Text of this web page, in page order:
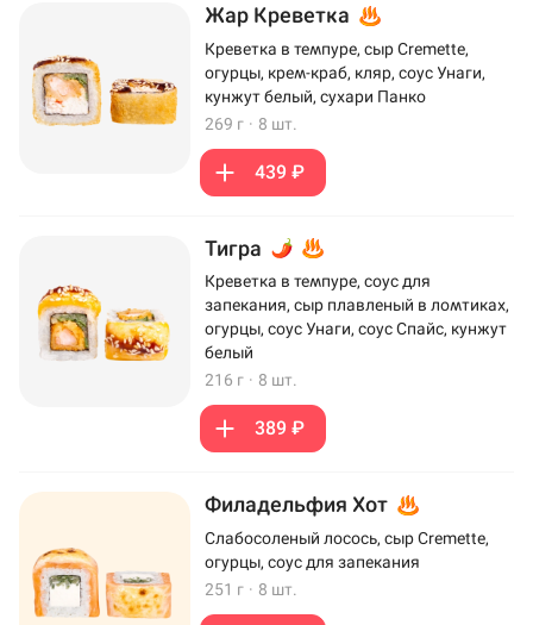
Жар Креветка
Креветка в темпуре, сыр Cremette,
огурцы, крем-краб, кляр, соус Унаги,
кунжут белый, сухари Панко
269 г · 8 шт.
439 ₽
Тигра
Креветка в темпуре, соус для
запекания, сыр плавленый в ломтиках,
огурцы, соус Унаги, соус Спайс, кунжут
белый
216 г · 8 шт.
389 ₽
Филадельфия Хот
Слабосоленый лосось, сыр Cremette,
огурцы, соус для запекания
251 г · 8 шт.